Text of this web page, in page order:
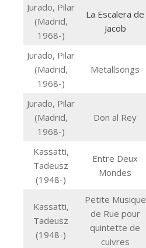
Jurado, Pilar
(Madrid,
1968-)
La Escalera de
Jacob
Jurado, Pilar
(Madrid,
1968-)
Metallsongs
Jurado, Pilar
(Madrid,
1968-)
Don al Rey
Kassatti,
Tadeusz
(1948-)
Entre Deux
Mondes
Kassatti,
Tadeusz
(1948-)
Petite Musique
de Rue pour
quintette de
cuivres